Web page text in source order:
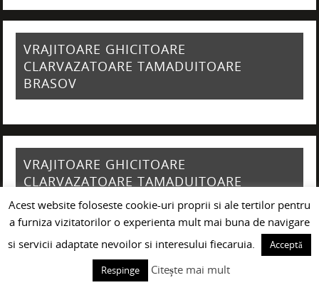
VRAJITOARE GHICITOARE
CLARVAZATOARE TAMADUITOARE
BRASOV
VRAJITOARE GHICITOARE
CLARVAZATOARE TAMADUITOARE
TIMISOARA
VRAJITOARE GHICITOARE
Acest website foloseste cookie-uri proprii si ale tertilor pentru
a furniza vizitatorilor o experienta mult mai buna de navigare
si servicii adaptate nevoilor si interesului fiecaruia.
Acceptă
Respinge
Citește mai mult